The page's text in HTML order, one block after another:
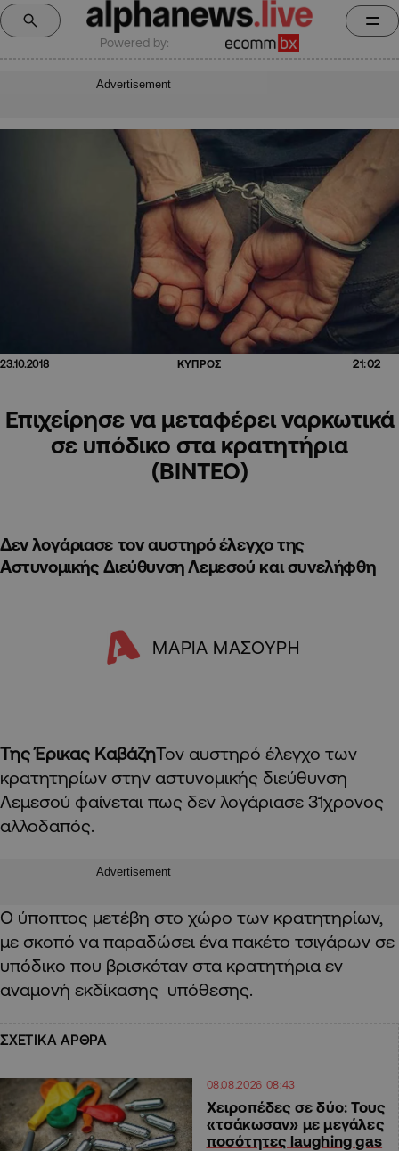
Powered by:
Advertisement
23.10.2018 ΚΥΠΡΟΣ 21:02
Επιχείρησε να μεταφέρει ναρκωτικά
σε υπόδικο στα κρατητήρια
(ΒΙΝΤΕΟ)
Δεν λογάριασε τον αυστηρό έλεγχο της
Αστυνομικής Διεύθυνση Λεμεσού και συνελήφθη
ΜΑΡΙΑ ΜΑΣΟΥΡΗ
Της Έρικας ΚαβάζηΤον αυστηρό έλεγχο των
κρατητηρίων στην αστυνομικής διεύθυνση
Λεμεσού φαίνεται πως δεν λογάριασε 31χρονος
αλλοδαπός.
Advertisement
Ο ύποπτος μετέβη στο χώρο των κρατητηρίων,
με σκοπό να παραδώσει ένα πακέτο τσιγάρων σε
υπόδικο που βρισκόταν στα κρατητήρια εν
αναμονή εκδίκασης υπόθεσης.
ΣΧΕΤΙΚΑ ΑΡΘΡΑ
08.08.2026 08:43
Χειροπέδες σε δύο: Τους
«τσάκωσαν» με μεγάλες
ποσότητες laughing gas